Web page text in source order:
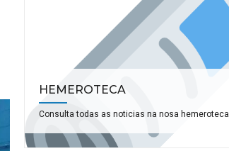
HEMEROTECA
Consulta todas as noticias na nosa hemeroteca